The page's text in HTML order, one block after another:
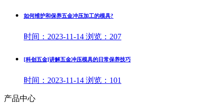
如何维护和保养五金冲压加工的模具?
时间： 2023-11-14 浏览： 207
[科创五金]讲解五金冲压模具的日常保养技巧
时间： 2023-11-14 浏览： 101
产品中心